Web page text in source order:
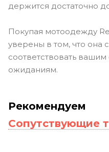
держится достаточно
Покупая мотоодежду
уверены в том, что она
соответствовать
ожиданиям.
Рекомендуем
Сопутствующие